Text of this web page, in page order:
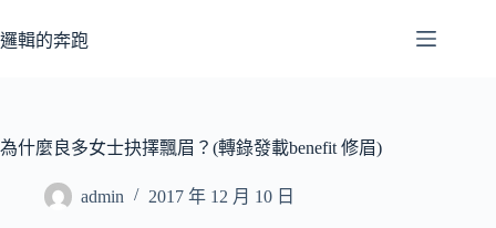
至
容
邏輯的奔跑
為什麼良多女士抉擇飄眉？(轉錄發載benefit 修眉)
admin 2017 年 12 月 10 日